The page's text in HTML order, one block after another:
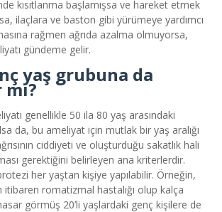
kısıtlanma başlamışsa ve hareket etmek
ilaçlara ve baston gibi yürümeye yardımcı
rağmen ağrıda azalma olmuyorsa,
gündeme gelir.
yaş grubuna da
mı?
genellikle 50 ila 80 yaş arasındaki
da, bu ameliyat için mutlak bir yaş aralığı
ciddiyeti ve oluşturduğu sakatlık hali
gerektiğini belirleyen ana kriterlerdir.
her yaştan kişiye yapılabilir. Örneğin,
itibaren romatizmal hastalığı olup kalça
görmüş 20’li yaşlardaki genç kişilere de